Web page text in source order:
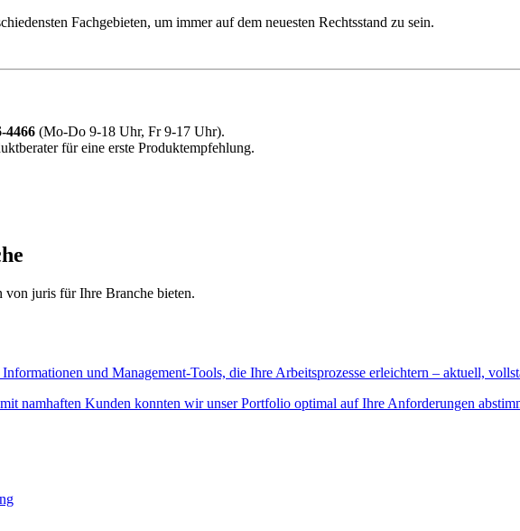
Fachgebieten, um immer auf dem neuesten Rechtsstand zu sein.
4466 (Mo-Do 9-18 Uhr, Fr 9-17 Uhr).
für eine erste Produktempfehlung.
juris für Ihre Branche bieten.
und Management-Tools, die Ihre Arbeitsprozesse erleichtern – aktuell,
namhaften Kunden konnten wir unser Portfolio optimal auf Ihre Anforderungen